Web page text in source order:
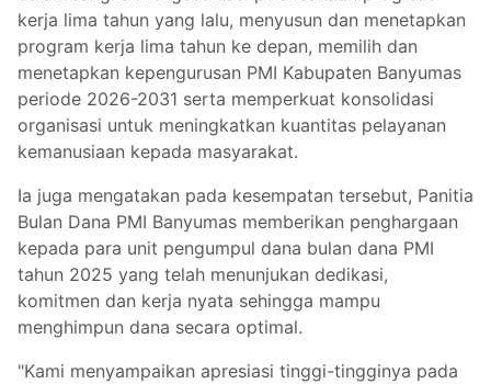
kerja lima tahun yang lalu, menyusun dan menetapkan
program kerja lima tahun ke depan, memilih dan
menetapkan kepengurusan PMI Kabupaten Banyumas
periode 2026-2031 serta memperkuat konsolidasi
organisasi untuk meningkatkan kuantitas pelayanan
kemanusiaan kepada masyarakat.
Ia juga mengatakan pada kesempatan tersebut, Panitia
Bulan Dana PMI Banyumas memberikan penghargaan
kepada para unit pengumpul dana bulan dana PMI
tahun 2025 yang telah menunjukan dedikasi,
komitmen dan kerja nyata sehingga mampu
menghimpun dana secara optimal.
"Kami menyampaikan apresiasi tinggi-tingginya pada